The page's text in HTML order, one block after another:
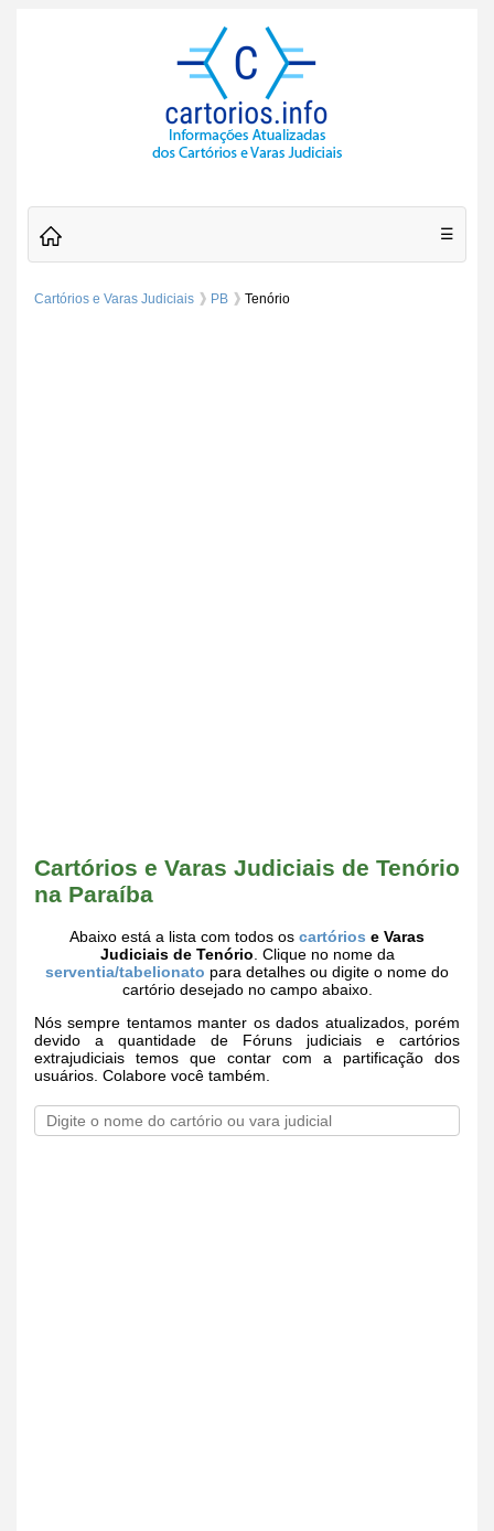
☰
Cartórios e Varas Judiciais PB Tenório
Cartórios e Varas Judiciais de Tenório
na Paraíba
Abaixo está a lista com todos os cartórios e Varas
Judiciais de Tenório . Clique no nome da
serventia/tabelionato para detalhes ou digite o nome do
cartório desejado no campo abaixo.
Nós sempre tentamos manter os dados atualizados, porém
devido a quantidade de Fóruns judiciais e cartórios
extrajudiciais temos que contar com a partificação dos
usuários. Colabore você também.